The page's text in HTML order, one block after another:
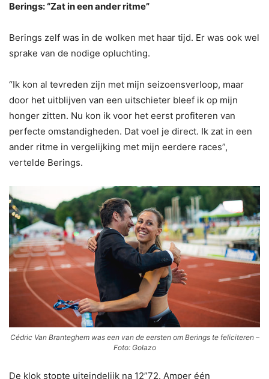
Berings: “Zat in een ander ritme”
Berings zelf was in de wolken met haar tijd. Er was ook wel
sprake van de nodige opluchting.
“Ik kon al tevreden zijn met mijn seizoensverloop, maar
door het uitblijven van een uitschieter bleef ik op mijn
honger zitten. Nu kon ik voor het eerst profiteren van
perfecte omstandigheden. Dat voel je direct. Ik zat in een
ander ritme in vergelijking met mijn eerdere races”,
vertelde Berings.
Cédric Van Branteghem was een van de eersten om Berings te feliciteren –
Foto: Golazo
De klok stopte uiteindelijk na 12”72. Amper één